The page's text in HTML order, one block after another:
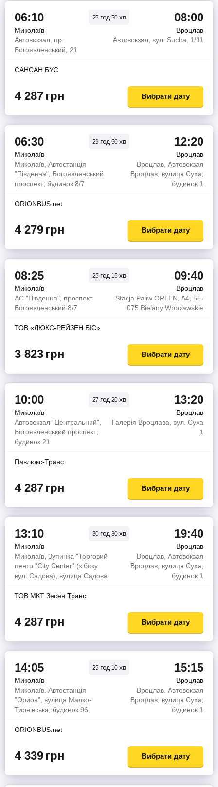
06:10 25 год 50 хв 08:00
Миколаїв
Вроцлав
Автовокзал, пр.
Богоявленський, 21
Автовокзал, вул. Sucha, 1/11
САНСАН БУС
4 287грн Вибрати дату
06:30 29 год 50 хв 12:20
Миколаїв
Вроцлав
Миколаїв, Автостанція
"Південна", Богоявленський
проспект; будинок 8/7
Вроцлав, Автовокзал
Вроцлав, вулиця Суха;
будинок 1
ORIONBUS.net
4 279грн Вибрати дату
08:25 25 год 15 хв 09:40
Миколаїв
Вроцлав
АС "Південна", проспект
Богоявленський 8/7
Stacja Paliw ORLEN, A4, 55-
075 Bielany Wrocławskie
ТОВ «ЛЮКС-РЕЙЗЕН БІС»
3 823грн Вибрати дату
10:00 27 год 20 хв 13:20
Миколаїв
Вроцлав
Автовокзал "Центральний",
Богоявленський проспект;
будинок 21
Галерія Вроцлава, вул. Суха
1
Павлюкс-Транс
4 287грн Вибрати дату
13:10 30 год 30 хв 19:40
Миколаїв
Вроцлав
Миколаїв, Зупинка "Торговий
центр "City Center" (з боку
вул. Садова), вулиця Садова
Вроцлав, Автовокзал
Вроцлав, вулиця Суха;
будинок 1
ТОВ МКТ Зесен Транс
4 287грн Вибрати дату
14:05 25 год 10 хв 15:15
Миколаїв
Вроцлав
Миколаїв, Автостанція
"Орион", вулиця Малко-
Тирнівська; будинок 96
Вроцлав, Автовокзал
Вроцлав, вулиця Суха;
будинок 1
ORIONBUS.net
4 339грн Вибрати дату